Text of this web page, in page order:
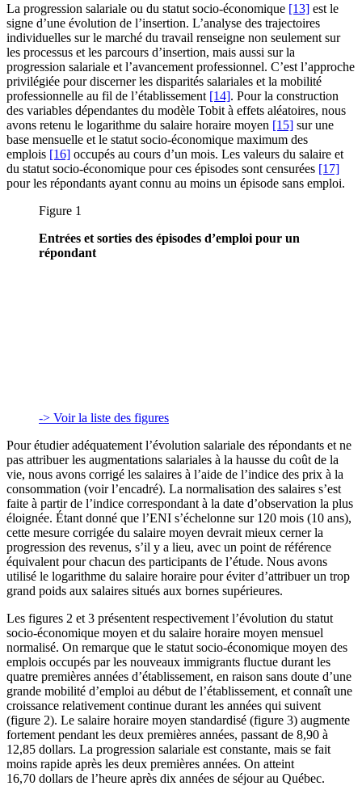
La progression salariale ou du statut socio-économique [13] est le
signe d’une évolution de l’insertion. L’analyse des trajectoires
individuelles sur le marché du travail renseigne non seulement sur
les processus et les parcours d’insertion, mais aussi sur la
progression salariale et l’avancement professionnel. C’est l’approche
privilégiée pour discerner les disparités salariales et la mobilité
professionnelle au fil de l’établissement [14]. Pour la construction
des variables dépendantes du modèle Tobit à effets aléatoires, nous
avons retenu le logarithme du salaire horaire moyen [15] sur une
base mensuelle et le statut socio-économique maximum des
emplois [16] occupés au cours d’un mois. Les valeurs du salaire et
du statut socio-économique pour ces épisodes sont censurées [17]
pour les répondants ayant connu au moins un épisode sans emploi.
Figure 1
Entrées et sorties des épisodes d’emploi pour un
répondant
-> Voir la liste des figures
Pour étudier adéquatement l’évolution salariale des répondants et ne
pas attribuer les augmentations salariales à la hausse du coût de la
vie, nous avons corrigé les salaires à l’aide de l’indice des prix à la
consommation (voir l’encadré). La normalisation des salaires s’est
faite à partir de l’indice correspondant à la date d’observation la plus
éloignée. Étant donné que l’ENI s’échelonne sur 120 mois (10 ans),
cette mesure corrigée du salaire moyen devrait mieux cerner la
progression des revenus, s’il y a lieu, avec un point de référence
équivalent pour chacun des participants de l’étude. Nous avons
utilisé le logarithme du salaire horaire pour éviter d’attribuer un trop
grand poids aux salaires situés aux bornes supérieures.
Les figures 2 et 3 présentent respectivement l’évolution du statut
socio-économique moyen et du salaire horaire moyen mensuel
normalisé. On remarque que le statut socio-économique moyen des
emplois occupés par les nouveaux immigrants fluctue durant les
quatre premières années d’établissement, en raison sans doute d’une
grande mobilité d’emploi au début de l’établissement, et connaît une
croissance relativement continue durant les années qui suivent
(figure 2). Le salaire horaire moyen standardisé (figure 3) augmente
fortement pendant les deux premières années, passant de 8,90 à
12,85 dollars. La progression salariale est constante, mais se fait
moins rapide après les deux premières années. On atteint
16,70 dollars de l’heure après dix années de séjour au Québec.